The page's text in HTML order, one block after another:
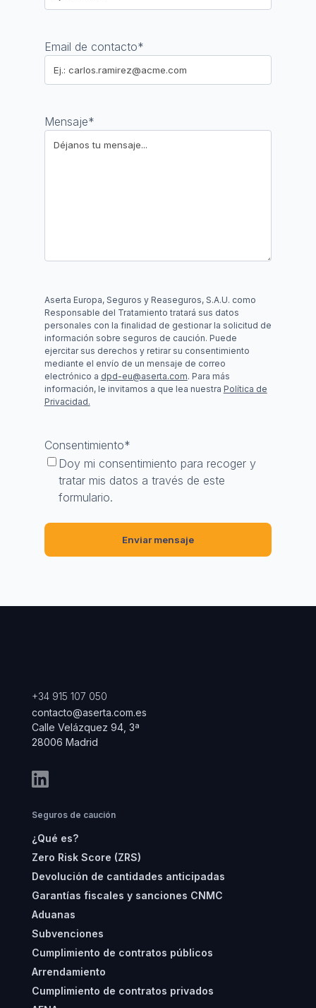
Email de contacto*
Mensaje*
Aserta Europa, Seguros y Reaseguros, S.A.U. como
Responsable del Tratamiento tratará sus datos
personales con la finalidad de gestionar la solicitud de
información sobre seguros de caución. Puede
ejercitar sus derechos y retirar su consentimiento
mediante el envío de un mensaje de correo
electrónico a dpd-eu@aserta.com. Para más
información, le invitamos a que lea nuestra Política de
Privacidad.
Consentimiento*
Doy mi consentimiento para recoger y
tratar mis datos a través de este
formulario.
+34 915 107 050
contacto@aserta.com.es
Calle Velázquez 94, 3ª
28006 Madrid
Seguros de caución
¿Qué es?
Zero Risk Score (ZRS)
Devolución de cantidades anticipadas
Garantías fiscales y sanciones CNMC
Aduanas
Subvenciones
Cumplimiento de contratos públicos
Arrendamiento
Cumplimiento de contratos privados